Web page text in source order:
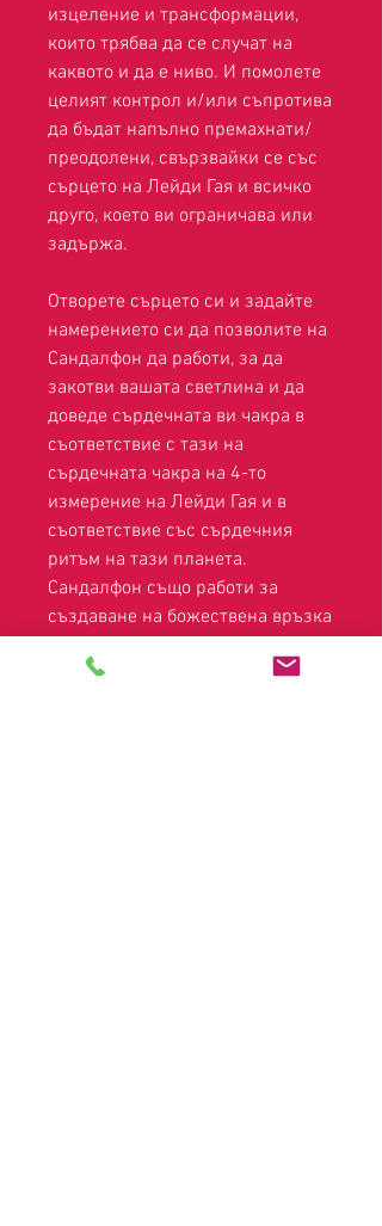
изцеление и трансформации,
които трябва да се случат на
каквото и да е ниво. И помолете
целият контрол и/или съпротива
да бъдат напълно премахнати/
преодолени, свързвайки се със
сърцето на Лейди Гая и всичко
друго, което ви ограничава или
задържа.
Отворете сърцето си и задайте
намерението си да позволите на
Сандалфон да работи, за да
закотви вашата светлина и да
доведе сърдечната ви чакра в
съответствие с тази на
сърдечната чакра на 4-то
измерение на Лейди Гая и в
съответствие със сърдечния
ритъм на тази планета.
Сандалфон също работи за
създаване на божествена връзка
планета, отваряйки сърцето ви,